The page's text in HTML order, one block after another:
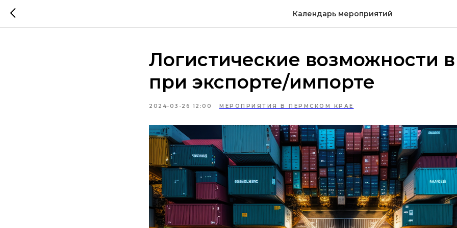
Календарь мероприятий
Логистические возможности
при экспорте/импорте
2024-03-26 12:00 МЕРОПРИЯТИЯ В ПЕРМСКОМ КРАЕ